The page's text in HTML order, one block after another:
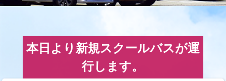
本日より新規スクールバスが運
行します。